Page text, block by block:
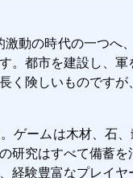
動の時代の一つ
。都市を建設し、
険しいものです
ゲームは木材、石
研究はすべて備蓄
経験豊富なプレイ